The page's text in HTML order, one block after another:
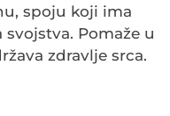
spoju koji ima
Pomaže u
zdravlje srca.